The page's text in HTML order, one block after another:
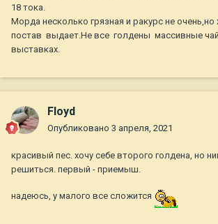
18 тока.
Морда несколько грязная и ракурс не очень,но
постав выдает.Не все голдены массивные
выставках.
Floyd
Опубликовано 3 апреля, 2021
красивый пес. хочу себе второго голдена, но
решиться. первый - приемыш.
надеюсь, у малого все сложится